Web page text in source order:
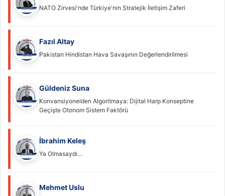
NATO Zirvesi'nde Türkiye'nin Stratejik İletişim Zaferi
Fazıl Altay
Pakistan Hindistan Hava Savaşının Değerlendirilmesi
Güldeniz Suna
Konvansiyonelden Algoritmaya: Dijital Harp Konseptine
Geçişte Otonom Sistem Faktörü
İbrahim Keleş
Ya Olmasaydı…
Mehmet Uslu